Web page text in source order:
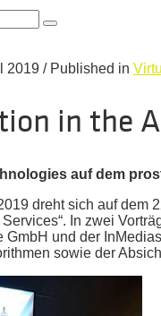
2019 / Published in
in the
auf dem
dreht sich auf dem
In zwei
GmbH und der
sowie der